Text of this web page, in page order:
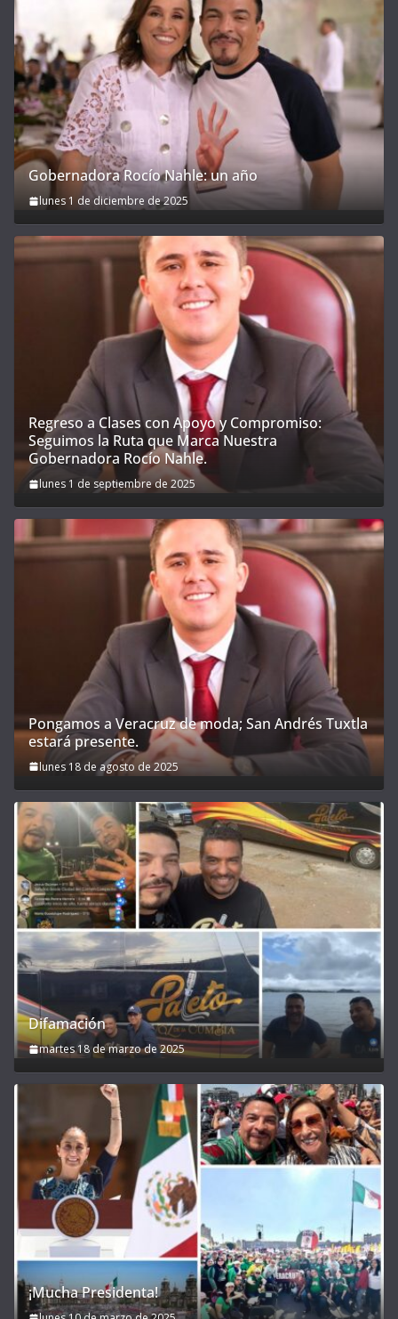
Gobernadora Rocío Nahle: un año
lunes 1 de diciembre de 2025
Regreso a Clases con Apoyo y Compromiso:
Seguimos la Ruta que Marca Nuestra
Gobernadora Rocío Nahle.
lunes 1 de septiembre de 2025
Pongamos a Veracruz de moda; San Andrés Tuxtla
estará presente.
lunes 18 de agosto de 2025
Difamación
martes 18 de marzo de 2025
¡Mucha Presidenta!